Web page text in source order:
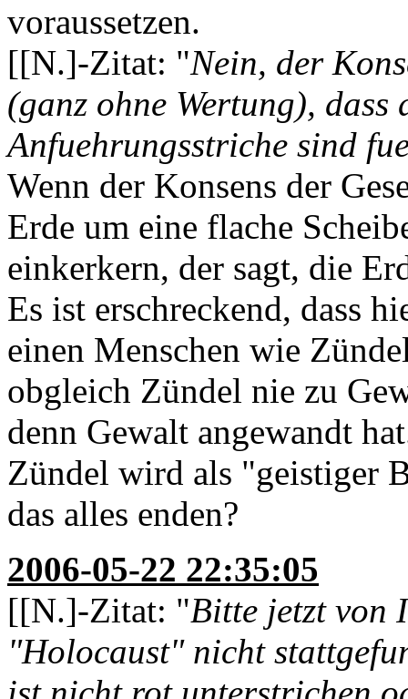
voraussetzen.
[[N.]-Zitat: "Nein, der
(ganz ohne Wertung),
Anfuehrungsstriche sind
Wenn der Konsens der
Erde um eine flache
einkerkern, der sagt, die
Es ist erschreckend, dass
einen Menschen wie
obgleich Zündel nie zu
denn Gewalt angewandt
Zündel wird als "geistiger
das alles enden?
2006-05-22 22:35:05
[[N.]-Zitat: "Bitte jetzt von
"Holocaust" nicht